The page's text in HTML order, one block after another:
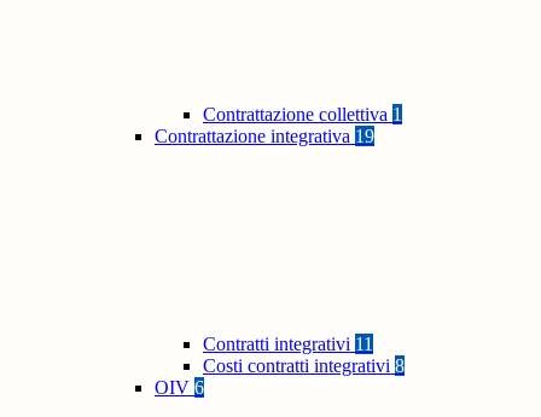
Contrattazione collettiva 1
Contrattazione integrativa 19
Contratti integrativi 11
Costi contratti integrativi 8
OIV 6